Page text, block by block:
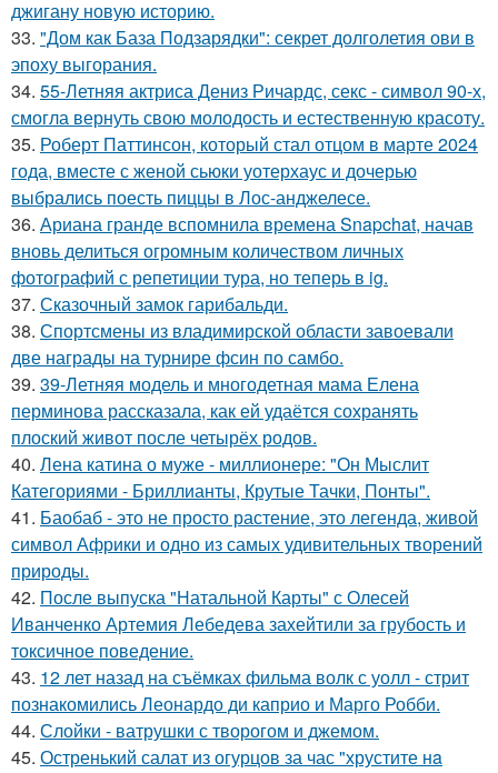
джигану новую историю.
33. "Дом как База Подзарядки": секрет долголетия ови в
эпоху выгорания.
34. 55-Летняя актриса Дениз Ричардс, секс - символ 90-х,
смогла вернуть свою молодость и естественную красоту.
35. Роберт Паттинсон, который стал отцом в марте 2024
года, вместе с женой сьюки уотерхаус и дочерью
выбрались поесть пиццы в Лос-анджелесе.
36. Ариана гранде вспомнила времена Snapchat, начав
вновь делиться огромным количеством личных
фотографий с репетиции тура, но теперь в ig.
37. Сказочный замок гарибальди.
38. Спортсмены из владимирской области завоевали
две награды на турнире фсин по самбо.
39. 39-Летняя модель и многодетная мама Елена
перминова рассказала, как ей удаётся сохранять
плоский живот после четырёх родов.
40. Лена катина о муже - миллионере: "Он Мыслит
Категориями - Бриллианты, Крутые Тачки, Понты".
41. Баобаб - это не просто растение, это легенда, живой
символ Африки и одно из самых удивительных творений
природы.
42. После выпуска "Натальной Карты" с Олесей
Иванченко Артемия Лебедева захейтили за грубость и
токсичное поведение.
43. 12 лет назад на съёмках фильма волк с уолл - стрит
познакомились Леонардо ди каприо и Марго Робби.
44. Слойки - ватрушки с творогом и джемом.
45. Остренький салат из огурцов за час "хрустите нa